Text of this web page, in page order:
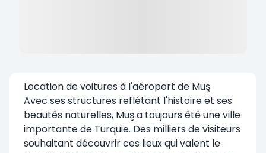
Location de voitures à l'aéroport de Muş
Avec ses structures reflétant l'histoire et ses
beautés naturelles, Muş a toujours été une ville
importante de Turquie. Des milliers de visiteurs
souhaitant découvrir ces lieux qui valent le